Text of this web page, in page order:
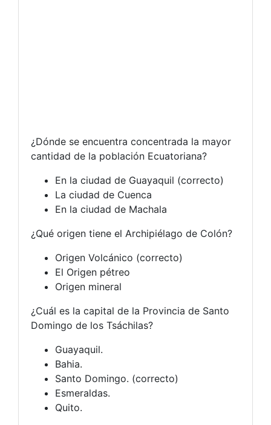
¿Dónde se encuentra concentrada la mayor
cantidad de la población Ecuatoriana?
En la ciudad de Guayaquil (correcto)
La ciudad de Cuenca
En la ciudad de Machala
¿Qué origen tiene el Archipiélago de Colón?
Origen Volcánico (correcto)
El Origen pétreo
Origen mineral
¿Cuál es la capital de la Provincia de Santo
Domingo de los Tsáchilas?
Guayaquil.
Bahia.
Santo Domingo. (correcto)
Esmeraldas.
Quito.